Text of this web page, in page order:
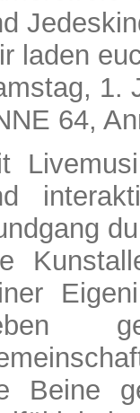
laden
1.
64,
Beine